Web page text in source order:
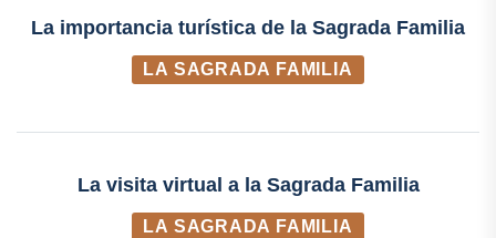
La importancia turística de la Sagrada Familia
LA SAGRADA FAMILIA
La visita virtual a la Sagrada Familia
LA SAGRADA FAMILIA